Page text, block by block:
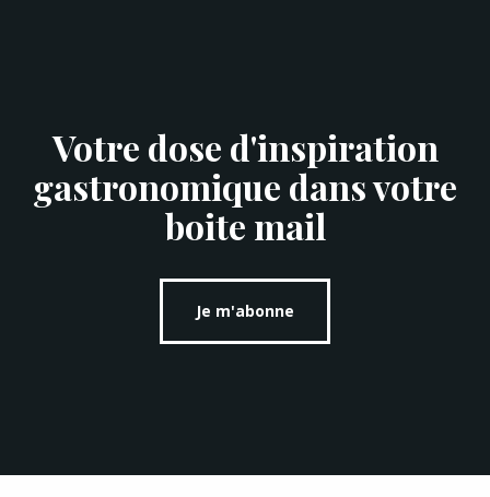
Votre dose d'inspiration
gastronomique dans votre
boite mail
Je m'abonne